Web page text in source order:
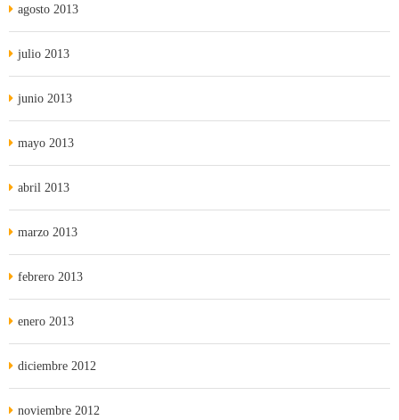
agosto 2013
julio 2013
junio 2013
mayo 2013
abril 2013
marzo 2013
febrero 2013
enero 2013
diciembre 2012
noviembre 2012